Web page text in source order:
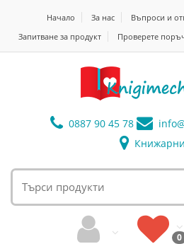
Начало За нас Въпроси и
Запитване за продукт
Проверете
0887 90 45 78
0